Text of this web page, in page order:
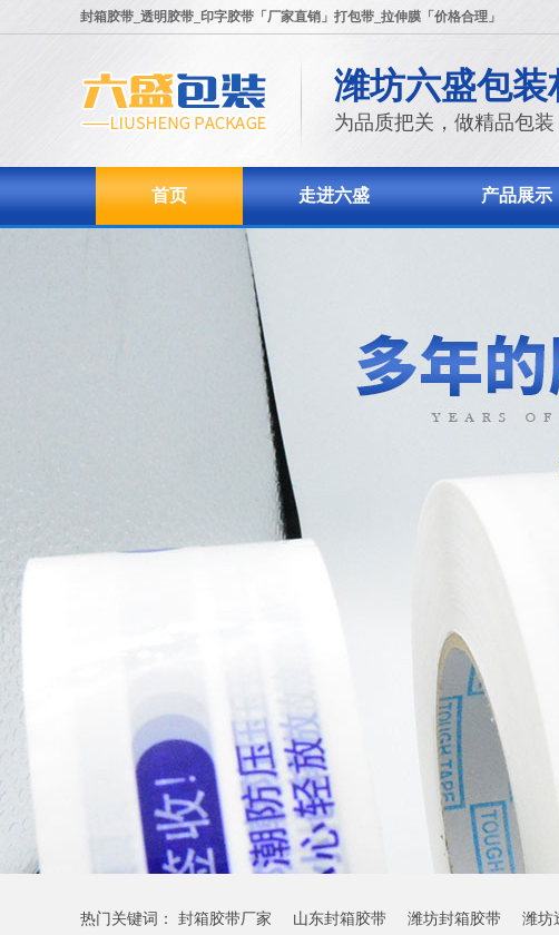
封箱胶带_透明胶带_印字胶带「厂家直销」打包带_拉伸膜「价格合理」
潍坊六盛包装
为品质把关，做精品包装
首页 走进六盛 产品展示
热门关键词： 封箱胶带厂家 山东封箱胶带 潍坊封箱胶带 潍坊